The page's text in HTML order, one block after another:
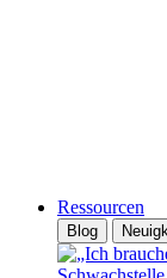
Ressourcen
Blog